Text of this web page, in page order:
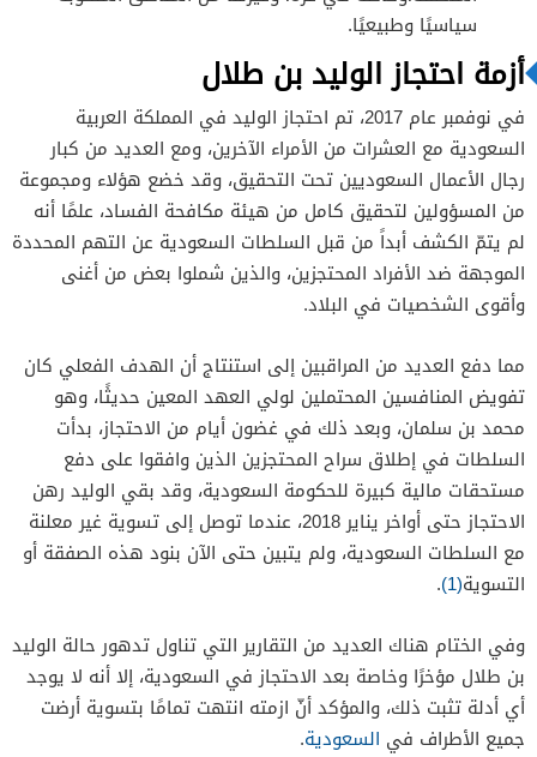
سياسيًا وطبيعيًا.
أزمة احتجاز الوليد بن طلال
في نوفمبر عام 2017، تم احتجاز الوليد في المملكة العربية
السعودية مع العشرات من الأمراء الآخرين، ومع العديد من كبار
رجال الأعمال السعوديين تحت التحقيق، وقد خضع هؤلاء ومجموعة
من المسؤولين لتحقيق كامل من هيئة مكافحة الفساد، علمًا أنه
لم يتمّ الكشف أبداً من قبل السلطات السعودية عن التهم المحددة
الموجهة ضد الأفراد المحتجزين، والذين شملوا بعض من أغنى
وأقوى الشخصيات في البلاد.
مما دفع العديد من المراقبين إلى استنتاج أن الهدف الفعلي كان
تفويض المنافسين المحتملين لولي العهد المعين حديثًا، وهو
محمد بن سلمان، وبعد ذلك في غضون أيام من الاحتجاز، بدأت
السلطات في إطلاق سراح المحتجزين الذين وافقوا على دفع
مستحقات مالية كبيرة للحكومة السعودية، وقد بقي الوليد رهن
الاحتجاز حتى أواخر يناير 2018، عندما توصل إلى تسوية غير معلنة
مع السلطات السعودية، ولم يتبين حتى الآن بنود هذه الصفقة أو
التسوية(1)
.
وفي الختام هناك العديد من التقارير التي تناول تدهور حالة الوليد
بن طلال مؤخرًا وخاصة بعد الاحتجاز في السعودية، إلا أنه لا يوجد
أي أدلة تثبت ذلك، والمؤكد أنّ ازمته انتهت تمامًا بتسوية أرضت
جميع الأطراف في السعودية.